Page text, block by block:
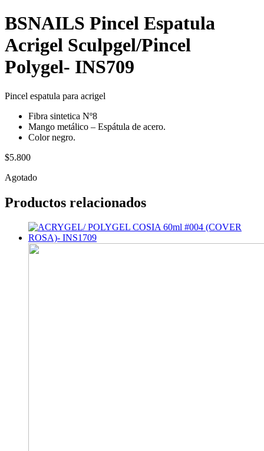
BSNAILS Pincel Espatula
Acrigel Sculpgel/Pincel
Polygel- INS709
Pincel espatula para acrigel
Fibra sintetica Nº8
Mango metálico – Espátula de acero.
Color negro.
$5.800
Agotado
Productos relacionados